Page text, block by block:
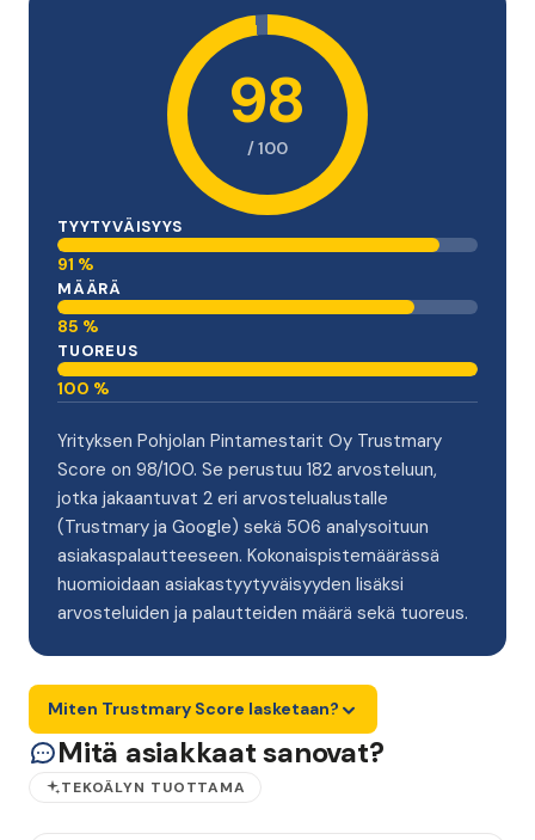
98
/ 100
TYYTYVÄISYYS
91 %
MÄÄRÄ
85 %
TUOREUS
100 %
Yrityksen Pohjolan Pintamestarit Oy Trustmary
Score on 98/100. Se perustuu 182 arvosteluun,
jotka jakaantuvat 2 eri arvostelualustalle
(Trustmary ja Google) sekä 506 analysoituun
asiakaspalautteeseen. Kokonaispistemäärässä
huomioidaan asiakastyytyväisyyden lisäksi
arvosteluiden ja palautteiden määrä sekä tuoreus.
Miten Trustmary Score lasketaan?
Mitä asiakkaat sanovat?
TEKOÄLYN TUOTTAMA